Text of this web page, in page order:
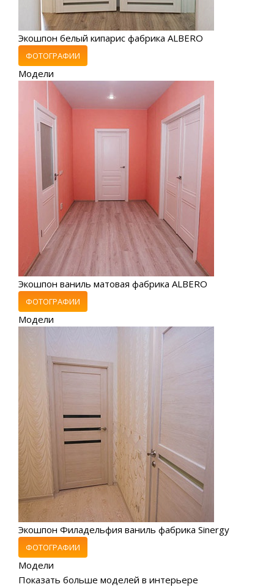
Экошпон белый кипарис фабрика ALBERO
ФОТОГРАФИИ
Модели
Экошпон ваниль матовая фабрика ALBERO
ФОТОГРАФИИ
Модели
Экошпон Филадельфия ваниль фабрика Sinergy
ФОТОГРАФИИ
Модели
Показать больше моделей в интерьере